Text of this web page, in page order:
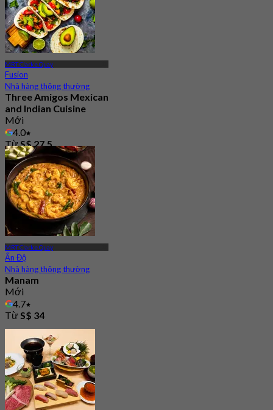
MRT Clarke Quay
Fusion
Nhà hàng thông thường
Three Amigos Mexican
and Indian Cuisine
Mới
4.0
TừS$ 27.5
MRT Clarke Quay
Ấn Độ
Nhà hàng thông thường
Manam
Mới
4.7
Từ S$ 34